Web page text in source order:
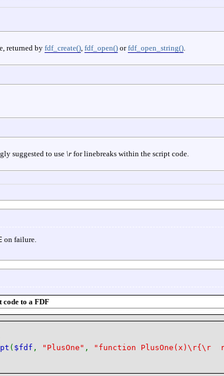
returned by fdf_create(), fdf_open()orfdf_open_string().
suggested to use \rfor linebreaks within the script code.
on failure.
to a FDF
( $fdf , "PlusOne" , "function PlusOne(x)\r{\r